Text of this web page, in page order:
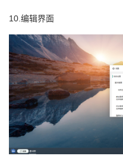
10.编辑界面